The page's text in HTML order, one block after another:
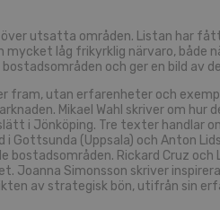
över utsatta områden. Listan har
mycket låg frikyrklig närvaro, både
och ger en bild av
fram, utan erfarenheter och
Mikael Wahl skriver om
i Jönköping. Tre texter handlar
Gottsunda (Uppsala) och Anton
Rickard Cruz och
Simonsson skriver
av strategisk bön, utifrån sin